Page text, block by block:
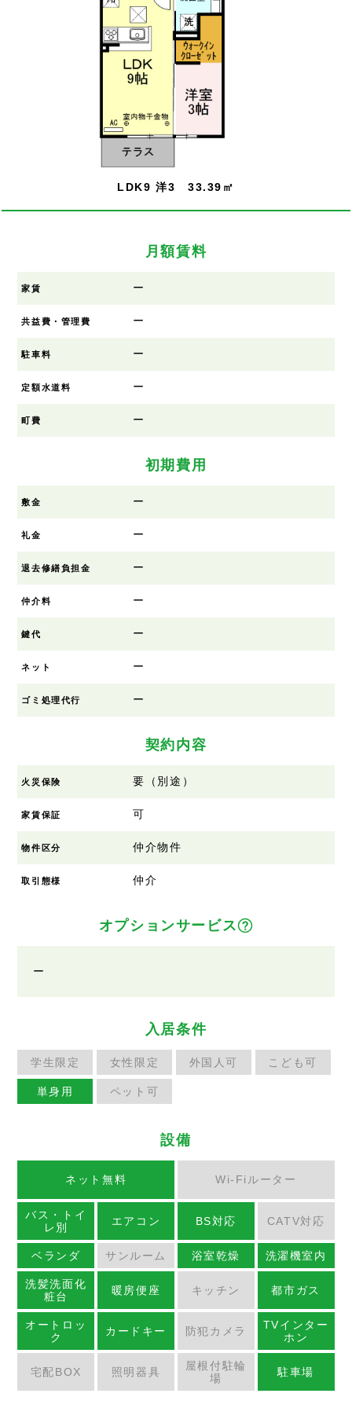
LDK9 洋3 33.39㎡
月額賃料
家賃 ー
共益費・管理費 ー
駐車料 ー
定額水道料 ー
町費 ー
初期費用
敷金 ー
礼金 ー
退去修繕負担金 ー
仲介料 ー
鍵代 ー
ネット ー
ゴミ処理代行 ー
契約内容
火災保険 要（別途）
家賃保証 可
物件区分 仲介物件
取引態様 仲介
オプションサービス
ー
入居条件
学生限定 女性限定 外国人可 こども可
単身用 ペット可
設備
ネット無料 Wi-Fiルーター
バス・トイ
レ別
エアコン BS対応 CATV対応
ベランダ サンルーム 浴室乾燥 洗濯機室内
洗髪洗面化
粧台
暖房便座 キッチン 都市ガス
オートロッ
ク
カードキー 防犯カメラ
TVインター
ホン
宅配BOX 照明器具
屋根付駐輪
場
駐車場